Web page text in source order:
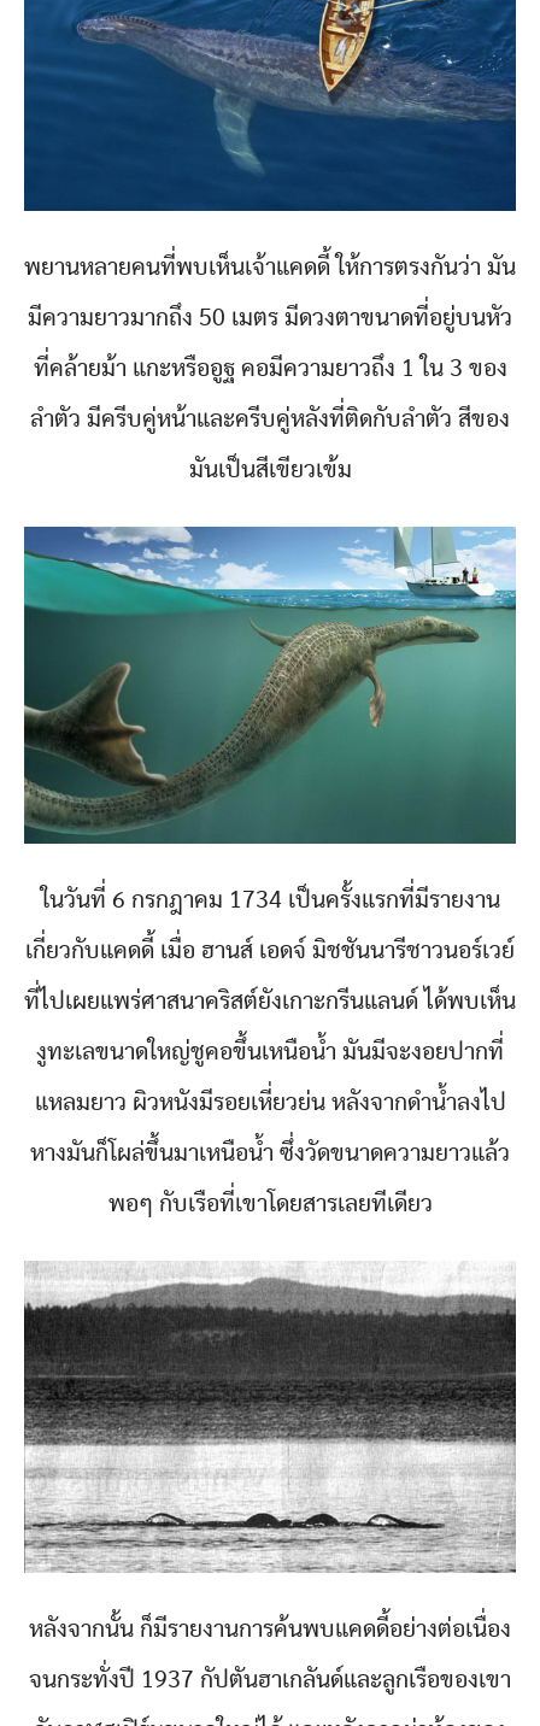
พยานหลายคนที่พบเห็นเจ้าแคดดี้ ให้การตรงกันว่า มัน
มีความยาวมากถึง 50 เมตร มีดวงตาขนาดที่อยู่บนหัว
ที่คล้ายม้า แกะหรืออูฐ คอมีความยาวถึง 1 ใน 3 ของ
ลำตัว มีครีบคู่หน้าและครีบคู่หลังที่ติดกับลำตัว สีของ
มันเป็นสีเขียวเข้ม
ในวันที่ 6 กรกฎาคม 1734 เป็นครั้งแรกที่มีรายงาน
เกี่ยวกับแคดดี้ เมื่อ ฮานส์ เอดจ์ มิชชันนารีชาวนอร์เวย์
ที่ไปเผยแพร่ศาสนาคริสต์ยังเกาะกรีนแลนด์ ได้พบเห็น
งูทะเลขนาดใหญ่ชูคอขึ้นเหนือน้ำ มันมีจะงอยปากที่
แหลมยาว ผิวหนังมีรอยเหี่ยวย่น หลังจากดำน้ำลงไป
หางมันก็โผล่ขึ้นมาเหนือน้ำ ซึ่งวัดขนาดความยาวแล้ว
พอๆ กับเรือที่เขาโดยสารเลยทีเดียว
หลังจากนั้น ก็มีรายงานการค้นพบแคดดี้อย่างต่อเนื่อง
จนกระทั่งปี 1937 กัปตันฮาเกลันด์และลูกเรือของเขา